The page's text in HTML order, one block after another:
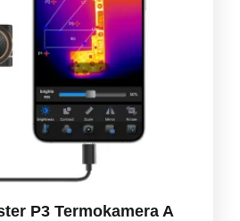
P3 Termokamera A